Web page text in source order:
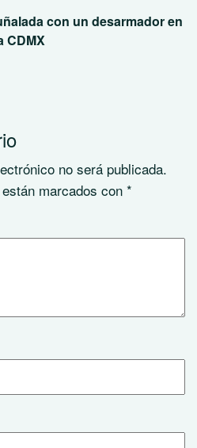
con un desarmador en
CDMX
no será publicada.
marcados con *